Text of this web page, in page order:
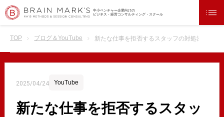
中小ベンチャー企業向けの
ビジネス・経営コンサルティング・スクール
TOP ブログ＆YouTube 新たな仕事を拒否するスタッフの対処法
2025/04/24 YouTube
新たな仕事を拒否するスタッ